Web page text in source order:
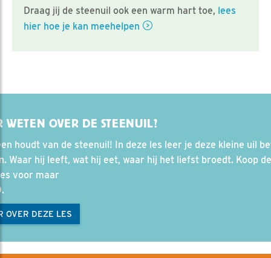
Draag jij de steenuil ook een warm hart toe, lees
hier hoe je kan meehelpen
WETEN OVER DE STEENUIL?
houdt van de steenuil! In deze les leer je deze kleine uil
Waar hij leeft, wat hij eet, waar hij het liefst broedt. Koop
voor maar
OVER DEZE LES